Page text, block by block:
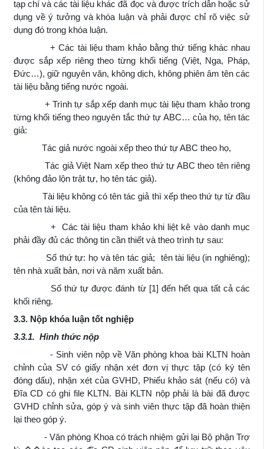
tạp chí và các tài liệu khác đã đọc và được trích dẫn hoặc sử
dụng về ý tưởng và khóa luận và phải được chỉ rõ việc sử
dụng đó trong khóa luận.
+ Các tài liệu tham khảo bằng thứ tiếng khác nhau
được sắp xếp riêng theo từng khối tiếng (Việt, Nga, Pháp,
Đức…), giữ nguyên văn, không dịch, không phiên âm tên các
tài liệu bằng tiếng nước ngoài.
+ Trình tự sắp xếp danh mục tài liệu tham khảo trong
từng khối tiếng theo nguyên tắc thứ tự ABC… của họ, tên tác
giả:
Tác giả nước ngoài xếp theo thứ tự ABC theo họ,
Tác giả Việt Nam xếp theo thứ tự ABC theo tên riêng
(không đảo lộn trật tự, họ tên tác giả).
Tài liệu không có tên tác giả thì xếp theo thứ tự từ đầu
của tên tài liệu.
+ Các tài liệu tham khảo khi liệt kê vào danh mục
phải đầy đủ các thông tin cần thiết và theo trình tự sau:
Số thứ tự: họ và tên tác giả; tên tài liệu (in nghiêng);
tên nhà xuất bản, nơi và năm xuất bản.
Số thứ tự được đánh từ [1] đến hết qua tất cả các
khối riêng.
3.3. Nộp khóa luận tốt nghiệp
3.3.1. Hình thức nộp
- Sinh viên nộp về Văn phòng khoa bài KLTN hoàn
chỉnh của SV có giấy nhận xét đơn vị thực tập (có ký tên
đóng dấu), nhận xét của GVHD, Phiếu khảo sát (nếu có) và
Đĩa CD có ghi file KLTN. Bài KLTN nộp phải là bài đã được
GVHD chỉnh sửa, góp ý và sinh viên thực tập đã hoàn thiện
lại theo góp ý.
- Văn phòng Khoa có trách nhiệm gửi lại Bộ phận Trợ